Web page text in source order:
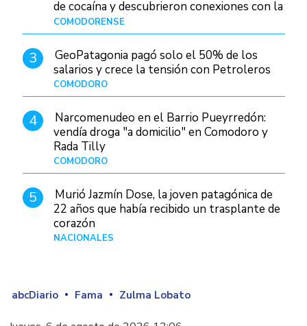
de cocaína y descubrieron conexiones con la
Patagonia
COMODORENSE
3
GeoPatagonia pagó solo el 50% de los
salarios y crece la tensión con Petroleros
COMODORO
4
Narcomenudeo en el Barrio Pueyrredón:
vendía droga "a domicilio" en Comodoro y
Rada Tilly
COMODORO
5
Murió Jazmín Dose, la joven patagónica de
22 años que había recibido un trasplante de
corazón
NACIONALES
abcDiario Fama Zulma Lobato